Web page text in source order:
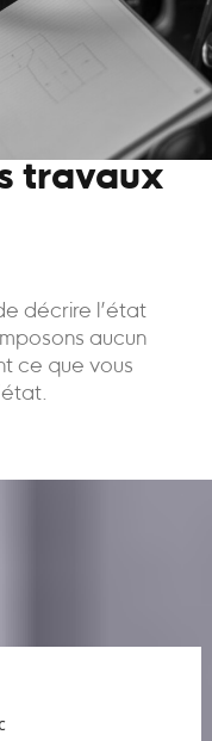
travaux
décrire l’état
aucun
ce que vous